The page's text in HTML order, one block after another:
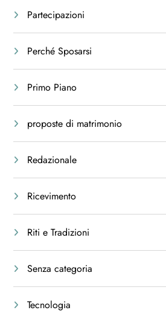
Partecipazioni
Perché Sposarsi
Primo Piano
proposte di matrimonio
Redazionale
Ricevimento
Riti e Tradizioni
Senza categoria
Tecnologia